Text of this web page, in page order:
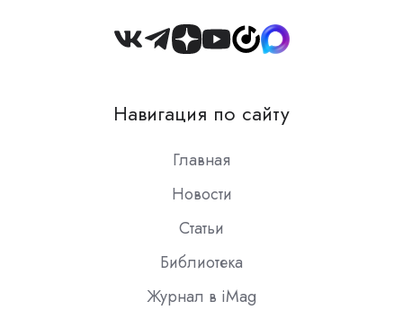
Join
Slack
Навигация по сайту
Главная
Новости
Статьи
Библиотека
Журнал в iMag